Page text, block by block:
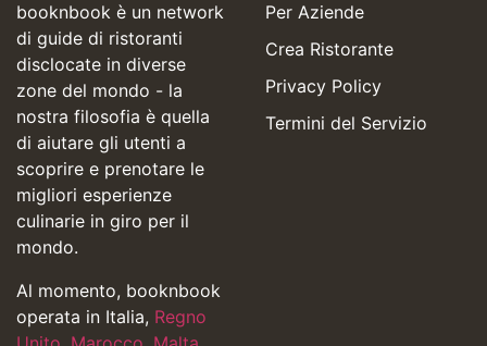
booknbook è un network
di guide di ristoranti
disclocate in diverse
zone del mondo - la
nostra filosofia è quella
di aiutare gli utenti a
scoprire e prenotare le
migliori esperienze
culinarie in giro per il
mondo.
Al momento, booknbook
operata in Italia, Regno
Per Aziende
Crea Ristorante
Privacy Policy
Termini del Servizio